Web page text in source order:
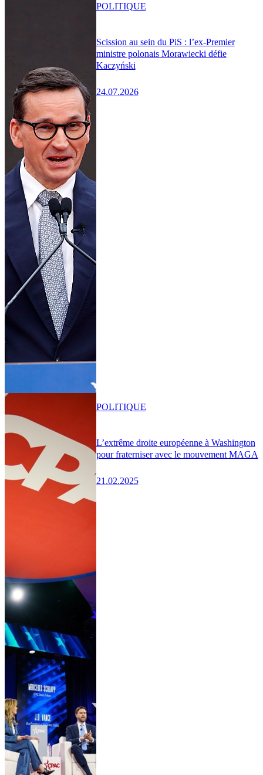
Scission au sein du PiS : l’ex-Premier
ministre polonais Morawiecki défie
Kaczyński
24.07.2026
POLITIQUE
L’extrême droite européenne à Washington
pour fraterniser avec le mouvement MAGA
21.02.2025
POLITIQUE